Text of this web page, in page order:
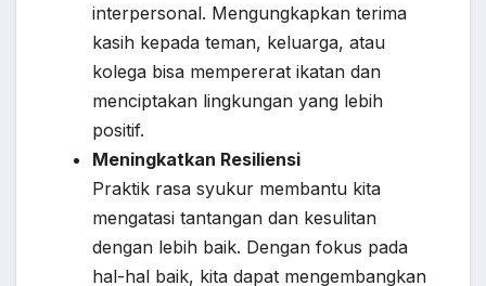
interpersonal. Mengungkapkan terima
kasih kepada teman, keluarga, atau
kolega bisa mempererat ikatan dan
menciptakan lingkungan yang lebih
positif.
Meningkatkan Resiliensi
Praktik rasa syukur membantu kita
mengatasi tantangan dan kesulitan
dengan lebih baik. Dengan fokus pada
hal-hal baik, kita dapat mengembangkan